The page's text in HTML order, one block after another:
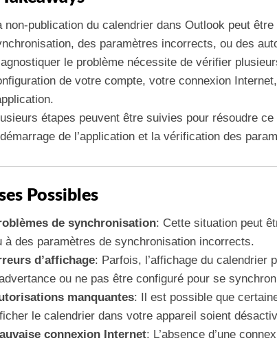
non-publication du calendrier dans Outlook peut
des paramètres incorrects, ou des
le problème nécessite de vérifier
de votre compte, votre connexion
étapes peuvent être suivies pour résoudre
de l’application et la vérification des
Possibles
de synchronisation: Cette situation peut
à des paramètres de synchronisation incorrects.
d’affichage: Parfois, l’affichage du calendrier
ou ne pas être configuré pour se
manquantes: Il est possible que
le calendrier dans votre appareil soient
connexion Internet: L’absence d’une